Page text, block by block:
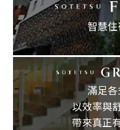
智慧
滿足各
以效率與
帶來真正